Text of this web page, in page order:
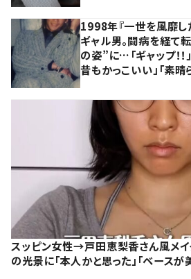
1998年『一世を風靡し
ギャル男。闘病を経て
の姿”に…「ギャップ！！
昔もかっこいい」「素晴
スッピン女性→戸田恵梨香さん風メ
の光景に「本人かと思った」「ベースが美